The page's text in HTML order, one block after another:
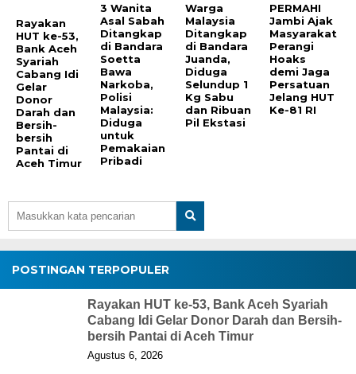
Rayakan
HUT ke-53,
Bank Aceh
Syariah
Cabang Idi
Gelar
Donor
Darah dan
Bersih-
bersih
Pantai di
Aceh Timur
3 Wanita
Asal Sabah
Ditangkap
di Bandara
Soetta
Bawa
Narkoba,
Polisi
Malaysia:
Diduga
untuk
Pemakaian
Pribadi
Warga
Malaysia
Ditangkap
di Bandara
Juanda,
Diduga
Selundup 1
Kg Sabu
dan Ribuan
Pil Ekstasi
PERMAHI
Jambi Ajak
Masyarakat
Perangi
Hoaks
demi Jaga
Persatuan
Jelang HUT
Ke-81 RI
POSTINGAN TERPOPULER
Rayakan HUT ke-53, Bank Aceh Syariah
Cabang Idi Gelar Donor Darah dan Bersih-
bersih Pantai di Aceh Timur
Agustus 6, 2026